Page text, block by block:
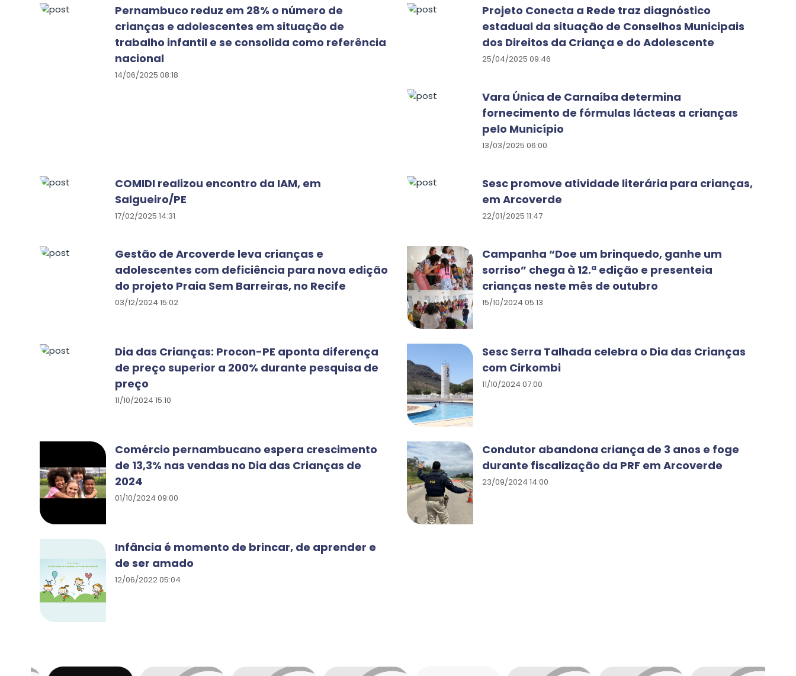
Pernambuco reduz em 28% o número de
crianças e adolescentes em situação de
trabalho infantil e se consolida como referência
nacional
14/06/2025 08:18
Projeto Conecta a Rede traz diagnóstico
estadual da situação de Conselhos Municipais
dos Direitos da Criança e do Adolescente
25/04/2025 09:46
Vara Única de Carnaíba determina
fornecimento de fórmulas lácteas a crianças
pelo Município
13/03/2025 06:00
COMIDI realizou encontro da IAM, em
Salgueiro/PE
17/02/2025 14:31
Sesc promove atividade literária para crianças,
em Arcoverde
22/01/2025 11:47
Gestão de Arcoverde leva crianças e
adolescentes com deficiência para nova edição
do projeto Praia Sem Barreiras, no Recife
03/12/2024 15:02
Campanha “Doe um brinquedo, ganhe um
sorriso” chega à 12.ª edição e presenteia
crianças neste mês de outubro
15/10/2024 05:13
Dia das Crianças: Procon-PE aponta diferença
de preço superior a 200% durante pesquisa de
preço
11/10/2024 15:10
Sesc Serra Talhada celebra o Dia das Crianças
com Cirkombi
11/10/2024 07:00
Comércio pernambucano espera crescimento
de 13,3% nas vendas no Dia das Crianças de
2024
01/10/2024 09:00
Condutor abandona criança de 3 anos e foge
durante fiscalização da PRF em Arcoverde
23/09/2024 14:00
Infância é momento de brincar, de aprender e
de ser amado
12/06/2022 05:04